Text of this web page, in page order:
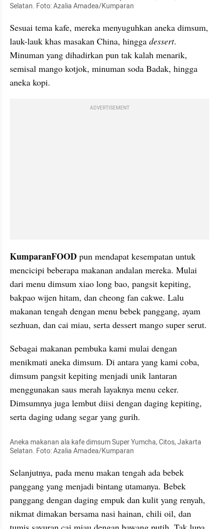
Selatan. Foto: Azalia Amadea/Kumparan
Sesuai tema kafe, mereka menyuguhkan aneka dimsum,
lauk-lauk khas masakan China, hingga dessert.
Minuman yang dihadirkan pun tak kalah menarik,
semisal mango kotjok, minuman soda Badak, hingga
aneka kopi.
ADVERTISEMENT
KumparanFOOD pun mendapat kesempatan untuk
mencicipi beberapa makanan andalan mereka. Mulai
dari menu dimsum xiao long bao, pangsit kepiting,
bakpao wijen hitam, dan cheong fan cakwe. Lalu
makanan tengah dengan menu bebek panggang, ayam
sezhuan, dan cai miau, serta dessert mango super serut.
Sebagai makanan pembuka kami mulai dengan
menikmati aneka dimsum. Di antara yang kami coba,
dimsum pangsit kepiting menjadi unik lantaran
menggunakan saus merah layaknya menu ceker.
Dimsumnya juga lembut diisi dengan daging kepiting,
serta daging udang segar yang gurih.
Aneka makanan ala kafe dimsum Super Yumcha, Citos, Jakarta
Selatan. Foto: Azalia Amadea/Kumparan
Selanjutnya, pada menu makan tengah ada bebek
panggang yang menjadi bintang utamanya. Bebek
panggang dengan daging empuk dan kulit yang renyah,
nikmat dimakan bersama nasi hainan, chili oil, dan